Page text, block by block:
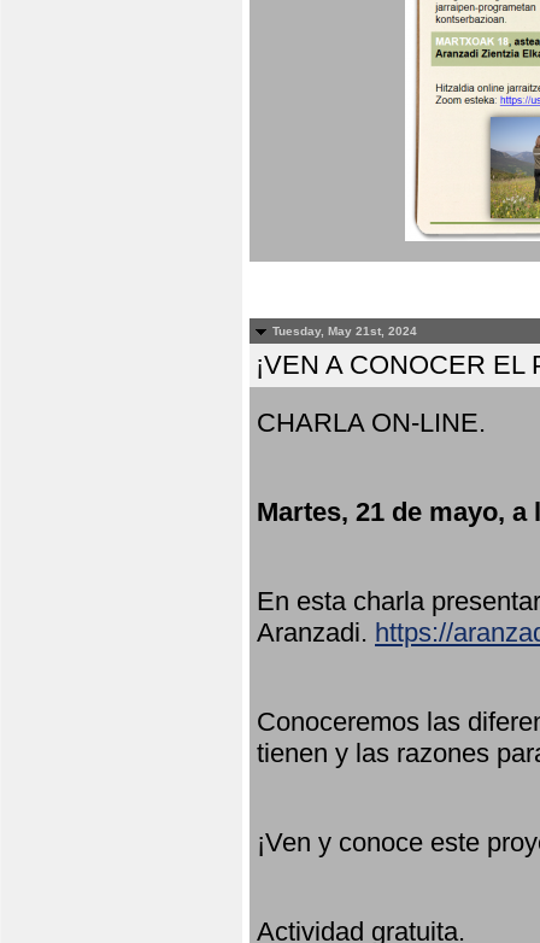
Tuesday, May 21st, 2024
¡VEN A CONOCER
CHARLA ON-LINE.
Martes, 21 de mayo, a
En esta charla
Aranzadi. https://
Conoceremos las
tienen y las razones
¡Ven y conoce este
Actividad gratuita.